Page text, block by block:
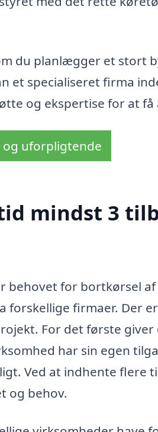
du planlægger et stort
et specialiseret firma
og ekspertise for at
og uforpligtende
mindst 3
behovet for bortkørsel
forskellige firmaer. Der
For det første
har sin egen
Ved at indhente flere
og behov.